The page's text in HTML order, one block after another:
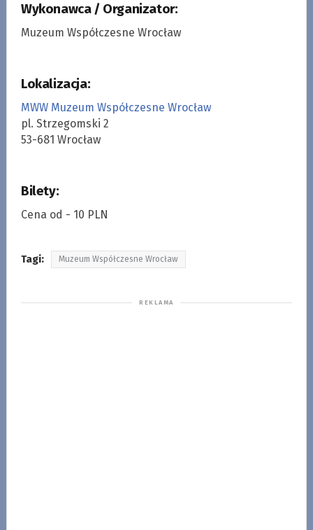
Wykonawca / Organizator:
Muzeum Współczesne Wrocław
Lokalizacja:
MWW Muzeum Współczesne Wrocław
pl. Strzegomski 2
53-681 Wrocław
Bilety:
Cena od - 10 PLN
Tagi: Muzeum Współczesne Wrocław